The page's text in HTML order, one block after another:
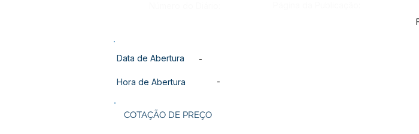
Data de Abertura -
Hora de Abertura -
COTAÇÃO DE PREÇO